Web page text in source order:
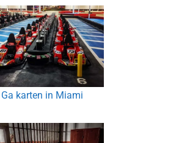
Ga karten in Miami